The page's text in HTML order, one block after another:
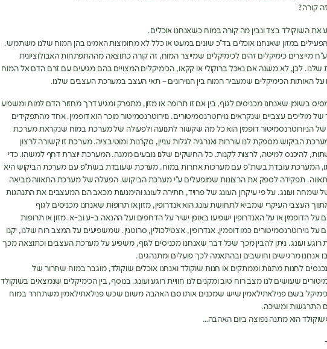
קורה?
את השוקולד בצד ונבין מה קורה במוח כשאנחנו אוכלים.
במזון שאנחנו אוכלים בד”כ שונים במעט או כלל לא מחומצות האמינו בהן המוח שלנו משתמש.
מייצרים כימיקלים זהים לכימיקלים שמייצר המוח, זה קורה כתוצאה מההתפתחות האבולוציונית
לכן, לא משנה אם נאכל ברוקולי או קקאו, הכימיקלים המצויים בהם מגיעים עם זרם הדם אל המוח
על האותות הכימיקלים שמעביר המוח בין הנוירונים – תאי העצב במערכת העצבים שלנו.
בשומן שאנחנו מכניסים לגוף, בין אם זו תרופה או מזון, מתפרק ומגיע דרך מחזור הדם למוח ומשפיע
מוליכים עצביים שנקראים נוירוטרנסמיטורים. נוירוטרנסמיטור מוכר הוא דופמין. אחד מהתפקידים
של הניורוטרנסמיטור דופמין הוא כל מה שקשור לתנועה ולפעולה של מערכת במוח שנקראת מערכת
הביקוש מספקת לנו עוררות ואנרגיה לגלות עניין, סקרנות ומוטיבציה. מערכת זו קשורה לרצון
להיכנס למיטה, לרצות לקנות. כל החשקים שלנו נובעים ממנה. המערכת יוצרת דחף למשהו. כדי
המערכת עובדת בשת”פ עם מערכות אחרות במוח. מערכת שעובדת בשת”פ עם מערכת הביקוש היא
תפקידה לספק את הרצונות שמופעלים ע”י מערכת הביקוש. הפעלה של מערכת התאווה מביאה
שמחה ועונג. על פי עיקרון העונג של פרויד, חתירה לעונג והימנעות מכאב הם המעצבים את התנהגות
העצבי העיקרי שמביא לתחושת עונג הוא אנדרופין, מזון או תרופות שאנחנו מכניסים לגוף
על הדופמין או על האנדרופין ישפיעו באופן ישיר על הדחפים ועל ההנאה ב-ע וב-א. מזון או תרופות
נוירוטרנסמיטורים כמו דופמין, אנדרופין, אצטילכולין, סרוטנין. שמשפיעים על המצב רוח שלנו, יקנו
רוגע ועונג. ניתן להבין מכך שכל דבר שאנחנו מכניסים לגוף, משפיע על מערכת העצבים וכתוצאה מכך
אנחנו מרגישים וחושבים ובהתאמה לכך פועלים ומתנהגים.
לחנות מתנות וממתקים או חנות שוקולד ואנחנו אוכלים שוקולד, מוגבר במוח שחרור של
שעושים לנו מצב רוח טוב ומקנים לנו חוויית רוגע ועונג. בנוסף, בין הכימיקלים שנמצאים בשוקולד
בשם פנילאתילאמין שיש שמכנים אותו סם האהבה משום שכש פנילאתילאמין משתחרר במוח
התרגשות ומשיכה.
הוא מתנה נפוצה ביום האהבה…